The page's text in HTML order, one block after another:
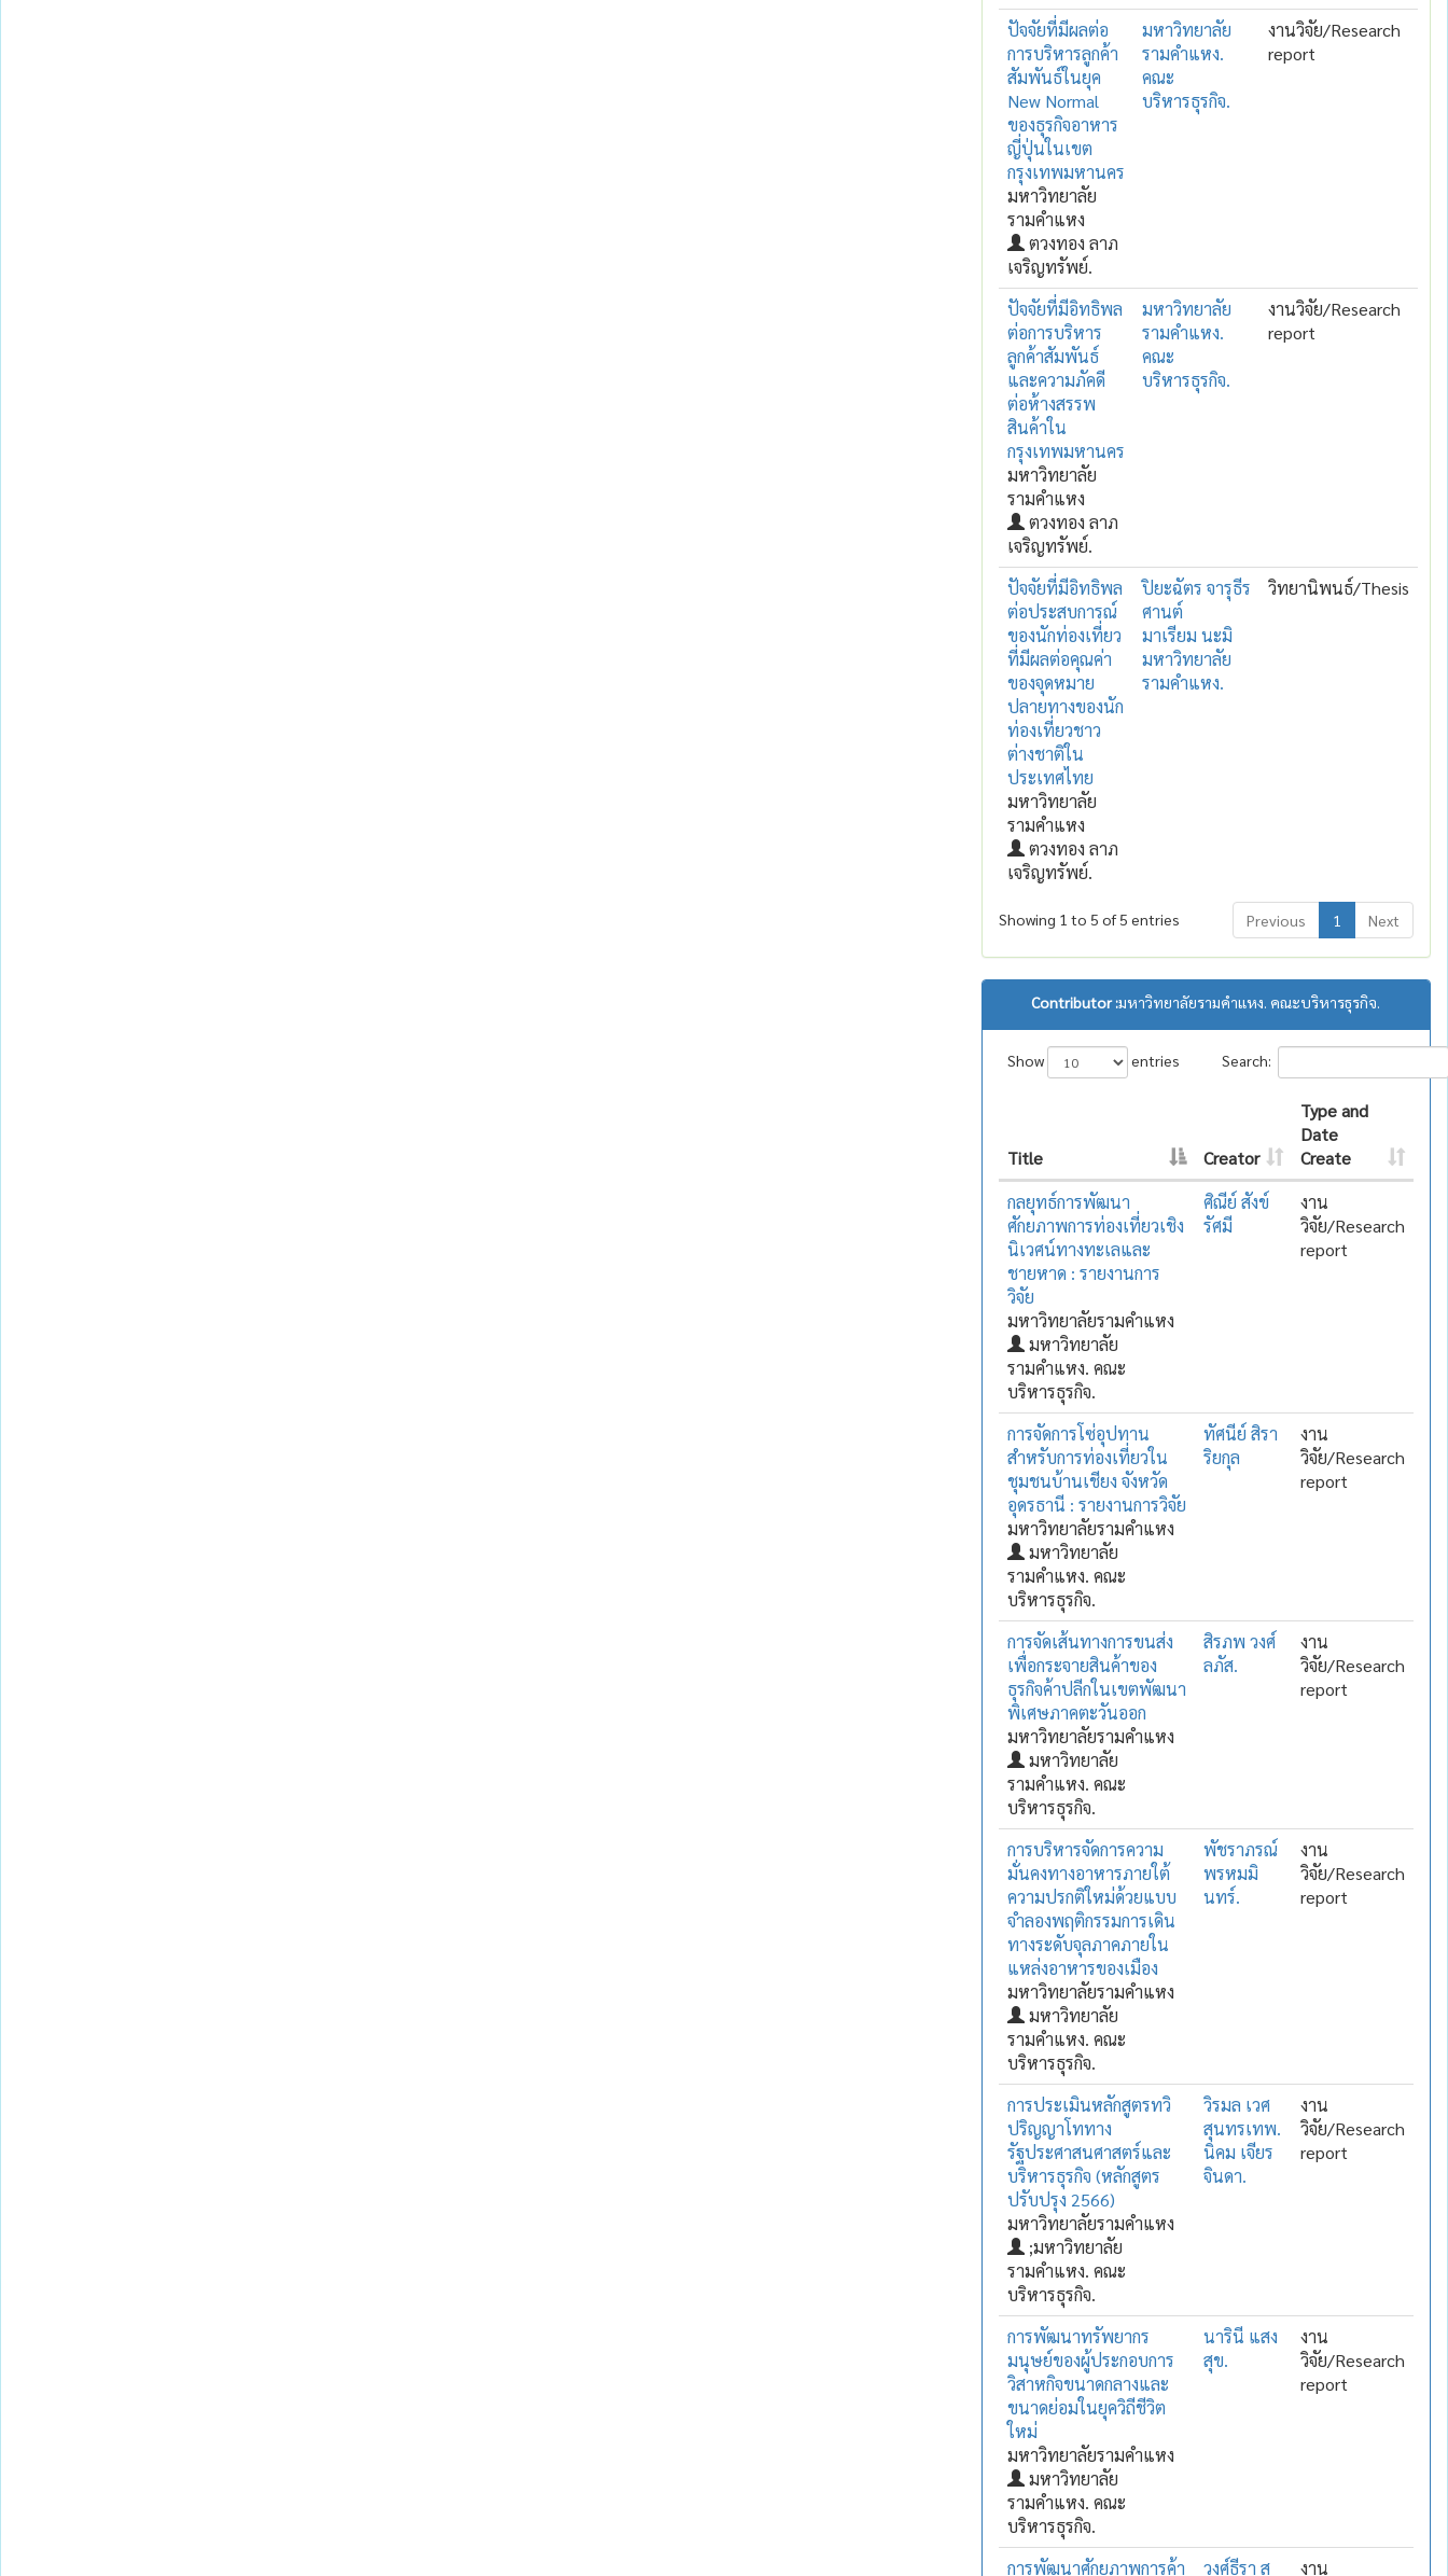
ปัจจัยที่มีผลต่อ
การบริหารลูกค้า
สัมพันธ์ในยุค
New Normal
ของธุรกิจอาหาร
ญี่ปุ่นในเขต
กรุงเทพมหานคร
มหาวิทยาลัย
รามคำแหง
ตวงทอง ลาภ
เจริญทรัพย์.
มหาวิทยาลัย
รามคำแหง.
คณะ
บริหารธุรกิจ.
งานวิจัย/Research
report
ปัจจัยที่มีอิทธิพล
ต่อการบริหาร
ลูกค้าสัมพันธ์
และความภัคดี
ต่อห้างสรรพ
สินค้าใน
กรุงเทพมหานคร
มหาวิทยาลัย
รามคำแหง
ตวงทอง ลาภ
เจริญทรัพย์.
มหาวิทยาลัย
รามคำแหง.
คณะ
บริหารธุรกิจ.
งานวิจัย/Research
report
ปัจจัยที่มีอิทธิพล
ต่อประสบการณ์
ของนักท่องเที่ยว
ที่มีผลต่อคุณค่า
ของจุดหมาย
ปลายทางของนัก
ท่องเที่ยวชาว
ต่างชาติใน
ประเทศไทย
มหาวิทยาลัย
รามคำแหง
ตวงทอง ลาภ
เจริญทรัพย์.
ปิยะฉัตร จารุธีร
ศานต์
มาเรียม นะมิ
มหาวิทยาลัย
รามคำแหง.
วิทยานิพนธ์/Thesis
Showing 1 to 5 of 5 entries Previous 1 Next
Contributor :มหาวิทยาลัยรามคำแหง. คณะบริหารธุรกิจ.
Show entries Search:
Title Creator
Type and
Date
Create
กลยุทธ์การพัฒนา
ศักยภาพการท่องเที่ยวเชิง
นิเวศน์ทางทะเลและ
ชายหาด : รายงานการ
วิจัย
มหาวิทยาลัยรามคำแหง
มหาวิทยาลัย
รามคำแหง. คณะ
บริหารธุรกิจ.
ศิณีย์ สังข์
รัศมี
งาน
วิจัย/Research
report
การจัดการโซ่อุปทาน
สำหรับการท่องเที่ยวใน
ชุมชนบ้านเชียง จังหวัด
อุดรธานี : รายงานการวิจัย
มหาวิทยาลัยรามคำแหง
มหาวิทยาลัย
รามคำแหง. คณะ
บริหารธุรกิจ.
ทัศนีย์ สิรา
ริยกุล
งาน
วิจัย/Research
report
การจัดเส้นทางการขนส่ง
เพื่อกระจายสินค้าของ
ธุรกิจค้าปลีกในเขตพัฒนา
พิเศษภาคตะวันออก
มหาวิทยาลัยรามคำแหง
มหาวิทยาลัย
รามคำแหง. คณะ
บริหารธุรกิจ.
สิรภพ วงศ์
ลภัส.
งาน
วิจัย/Research
report
การบริหารจัดการความ
มั่นคงทางอาหารภายใต้
ความปรกติใหม่ด้วยแบบ
จำลองพฤติกรรมการเดิน
ทางระดับจุลภาคภายใน
แหล่งอาหารของเมือง
มหาวิทยาลัยรามคำแหง
มหาวิทยาลัย
รามคำแหง. คณะ
บริหารธุรกิจ.
พัชราภรณ์
พรหมมิ
นทร์.
งาน
วิจัย/Research
report
การประเมินหลักสูตรทวิ
ปริญญาโททาง
รัฐประศาสนศาสตร์และ
บริหารธุรกิจ (หลักสูตร
ปรับปรุง 2566)
มหาวิทยาลัยรามคำแหง
;มหาวิทยาลัย
รามคำแหง. คณะ
บริหารธุรกิจ.
วิรมล เวศ
สุนทรเทพ.
นิคม เจียร
จินดา.
งาน
วิจัย/Research
report
การพัฒนาทรัพยากร
มนุษย์ของผู้ประกอบการ
วิสาหกิจขนาดกลางและ
ขนาดย่อมในยุควิถีชีวิต
ใหม่
มหาวิทยาลัยรามคำแหง
มหาวิทยาลัย
รามคำแหง. คณะ
บริหารธุรกิจ.
นารินี แสง
สุข.
งาน
วิจัย/Research
report
การพัฒนาศักยภาพการค้า วงศ์ธีรา สุ งาน